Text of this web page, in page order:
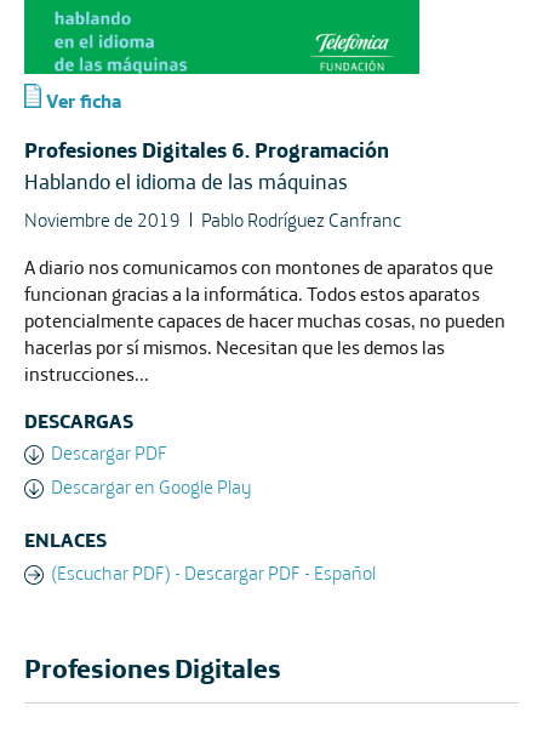
Ver ficha
Profesiones Digitales 6. Programación
Hablando el idioma de las máquinas
Noviembre de 2019
Pablo Rodríguez Canfranc
A diario nos comunicamos con montones de aparatos que
funcionan gracias a la informática. Todos estos aparatos
potencialmente capaces de hacer muchas cosas, no pueden
hacerlas por sí mismos. Necesitan que les demos las
instrucciones...
DESCARGAS
Descargar PDF
Descargar en Google Play
ENLACES
(Escuchar PDF) - Descargar PDF - Español
Profesiones Digitales